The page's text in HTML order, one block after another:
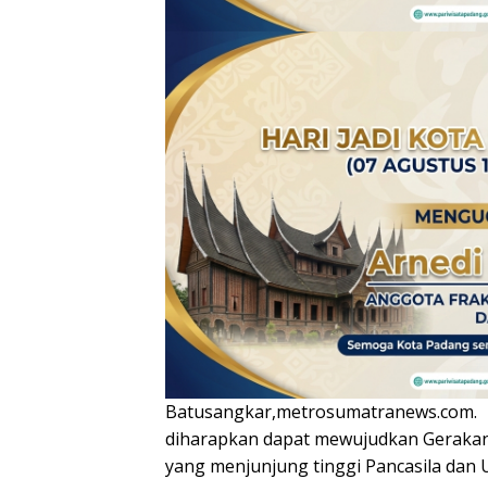
diharapkan dapat mewujudkan
yang menjunjung tinggi Pancasila dan